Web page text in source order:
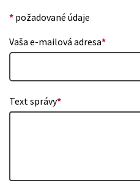
* požadované údaje
Vaša e-mailová adresa*
Text správy*